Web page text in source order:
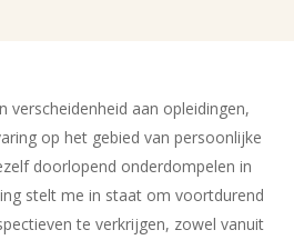
verscheidenheid aan opleidingen,
op het gebied van persoonlijke
doorlopend onderdompelen in
stelt me in staat om voortdurend
te verkrijgen, zowel vanuit